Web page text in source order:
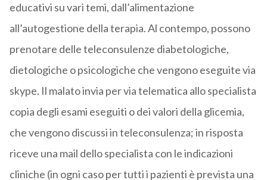
educativi su vari temi, dall’alimentazione
all’autogestione della terapia. Al contempo, possono
prenotare delle teleconsulenze diabetologiche,
dietologiche o psicologiche che vengono eseguite via
skype. Il malato invia per via telematica allo specialista
copia degli esami eseguiti o dei valori della glicemia,
che vengono discussi in teleconsulenza; in risposta
riceve una mail dello specialista con le indicazioni
cliniche (in ogni caso per tutti i pazienti è prevista una